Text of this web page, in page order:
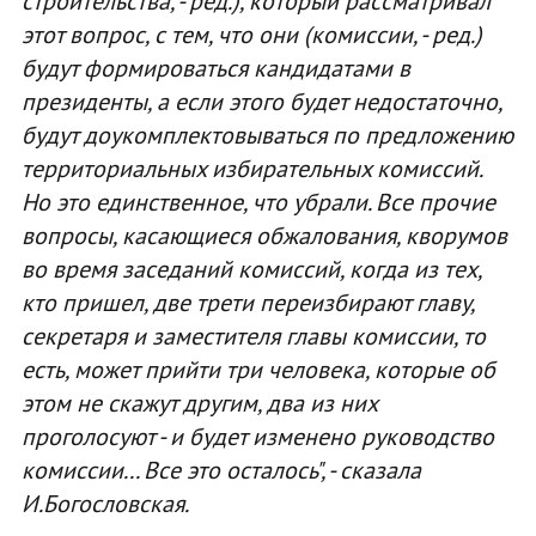
этот вопрос, с тем, что они (комиссии, - ред.)
будут формироваться кандидатами в
президенты, а если этого будет недостаточно,
будут доукомплектовываться по предложению
территориальных избирательных комиссий.
Но это единственное, что убрали. Все прочие
вопросы, касающиеся обжалования, кворумов
во время заседаний комиссий, когда из тех,
кто пришел, две трети переизбирают главу,
секретаря и заместителя главы комиссии, то
есть, может прийти три человека, которые об
этом не скажут другим, два из них
проголосуют - и будет изменено руководство
комиссии... Все это осталось", - сказала
И.Богословская.